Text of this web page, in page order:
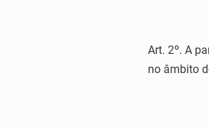
Art. 2º. A
no âmbito